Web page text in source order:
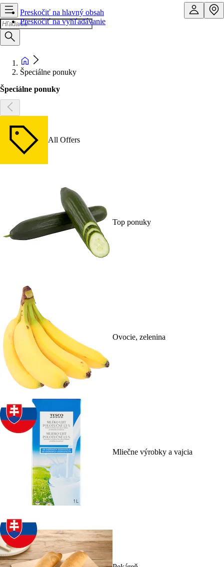
Preskočiť na hlavný obsah
Preskočiť na vyhľadávanie
Špeciálne ponuky
Špeciálne ponuky
All Offers
Top ponuky
Ovocie, zelenina
Mliečne výrobky a vajcia